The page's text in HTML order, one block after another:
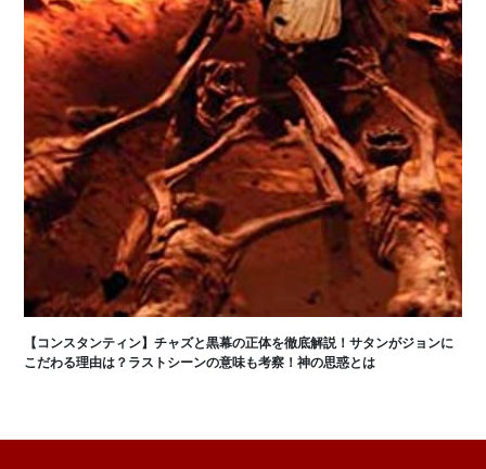
【コンスタンティン】チャズと黒幕の正体を徹底解説！サタンがジョンに
こだわる理由は？ラストシーンの意味も考察！神の思惑とは